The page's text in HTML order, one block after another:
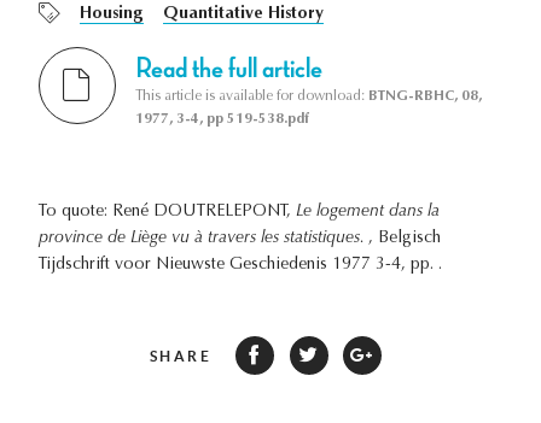
Housing Quantitative History
Read the full article
This article is available for download: BTNG-RBHC, 08,
1977, 3-4, pp 519-538.pdf
To quote: René DOUTRELEPONT, Le logement dans la
province de Liège vu à travers les statistiques. , Belgisch
Tijdschrift voor Nieuwste Geschiedenis 1977 3-4, pp. .
SHARE